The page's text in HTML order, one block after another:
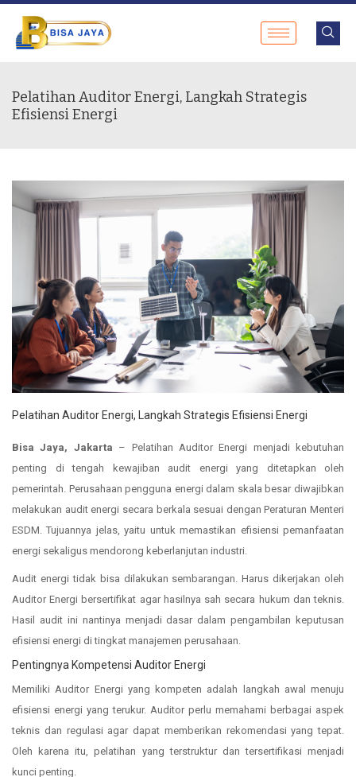
Pelatihan Auditor Energi, Langkah Strategis
Efisiensi Energi
Pelatihan Auditor Energi, Langkah Strategis Efisiensi Energi
Bisa Jaya, Jakarta – Pelatihan Auditor Energi menjadi kebutuhan
penting di tengah kewajiban audit energi yang ditetapkan oleh
pemerintah. Perusahaan pengguna energi dalam skala besar diwajibkan
melakukan audit energi secara berkala sesuai dengan Peraturan Menteri
ESDM. Tujuannya jelas, yaitu untuk memastikan efisiensi pemanfaatan
energi sekaligus mendorong keberlanjutan industri.
Audit energi tidak bisa dilakukan sembarangan. Harus dikerjakan oleh
Auditor Energi bersertifikat agar hasilnya sah secara hukum dan teknis.
Hasil audit ini nantinya menjadi dasar dalam pengambilan keputusan
efisiensi energi di tingkat manajemen perusahaan.
Pentingnya Kompetensi Auditor Energi
Memiliki Auditor Energi yang kompeten adalah langkah awal menuju
efisiensi energi yang terukur. Auditor perlu memahami berbagai aspek
teknis dan regulasi agar dapat memberikan rekomendasi yang tepat.
Oleh karena itu, pelatihan yang terstruktur dan tersertifikasi menjadi
kunci penting.